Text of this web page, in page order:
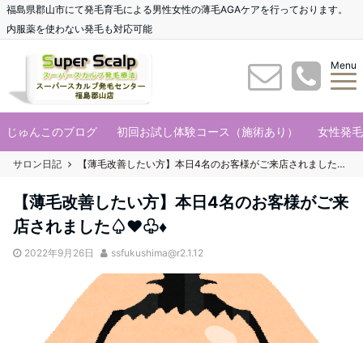
福島県郡山市にて発毛育毛による男性女性の薄毛AGAケアを行っております。
内服薬を使わない発毛も対応可能
Menu
じゅんこのブログ 初回お試し体験コース（施術あり） 女性発
サロン日記 【薄毛改善したい方】本日4名のお客様がご来店されました♤♥♧♦
【薄毛改善したい方】本日4名のお客様がご来
店されました♤♥♧♦
2022年9月26日 ssfukushima@r2.1.12